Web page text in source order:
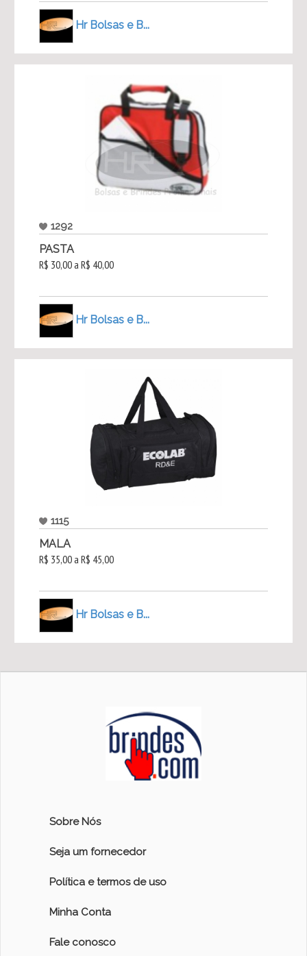
Hr Bolsas e B...
1292
PASTA
R$ 30,00 a R$ 40,00
Hr Bolsas e B...
1115
MALA
R$ 35,00 a R$ 45,00
Hr Bolsas e B...
Sobre Nós
Seja um fornecedor
Política e termos de uso
Minha Conta
Fale conosco